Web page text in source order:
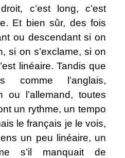
c’est long, c’est
Et bien sûr, des fois
ou descendant si on
si on s’exclame, si on
linéaire. Tandis que
comme l’anglais,
ou l’allemand, toutes
un rythme, un tempo
le français je le vois,
un peu linéaire, un
s’il manquait de